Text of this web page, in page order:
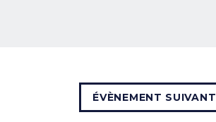
ÉVÈNEMENT SUIVANT